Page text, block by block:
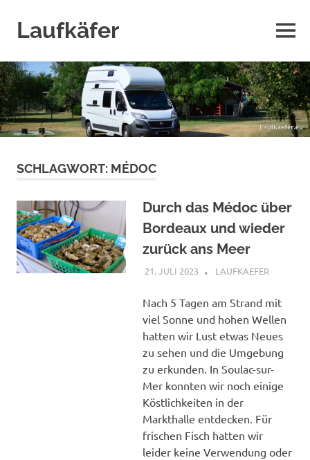
Zum
Inhalt
springen
Laufkäfer MENÜ
SCHLAGWORT: MÉDOC
Durch das Médoc über
Bordeaux und wieder
zurück ans Meer
21. JULI 2023 LAUFKAEFER
TOUREN
Nach 5 Tagen am Strand mit
viel Sonne und hohen Wellen
hatten wir Lust etwas Neues
zu sehen und die Umgebung
zu erkunden. In Soulac-sur-
Mer konnten wir noch einige
Köstlichkeiten in der
Markthalle entdecken. Für
frischen Fisch hatten wir
leider keine Verwendung oder